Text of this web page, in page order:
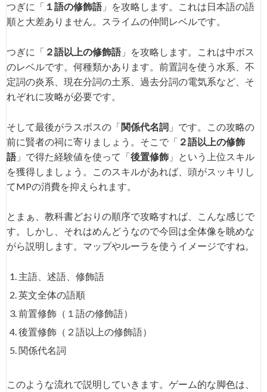
つぎに「 １語の修飾語」を攻略します。これは日本語の語
順と大差ありません。スライムの仲間レベルです。
つぎに「 ２語以上の修飾語」を攻略します。これは中ボス
のレベルです。何種類かあります。前置詞を使う水系、不
定詞の炎系、現在分詞の土系、過去分詞の電気系など、そ
れぞれに攻略が必要です。
そして最後がラスボスの「関係代名詞 」です。この攻略の
前に賢者の祠に寄りましょう。そこで「 ２語以上の修飾
語」で得た経験値を使って「後置修飾 」という上位スキル
を獲得しましょう。このスキルがあれば、頭がスッキリし
てMPの消費を抑えられます。
とまぁ、教科書どおりの順序で攻略すれば、こんな感じで
す。しかし、それはめんどうなので今回は全体像を眺めな
がら説明します。マップやルーラを使うイメージですね。
主語、述語、修飾語
英文全体の語順
前置修飾（１語の修飾語）
後置修飾（２語以上の修飾語）
関係代名詞
このような流れで説明していきます。ゲーム的な脚色は、